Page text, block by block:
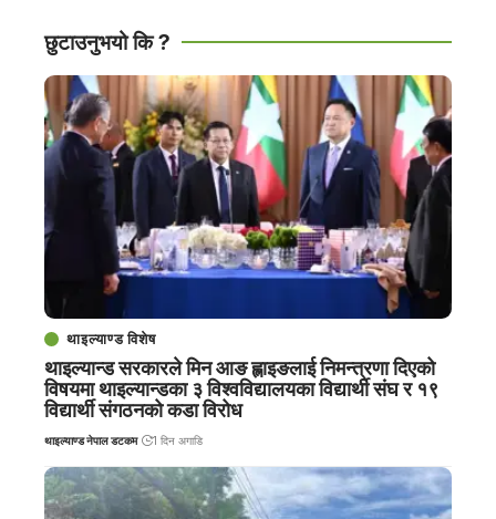
छुटाउनुभयो कि ?
थाइल्याण्ड विशेष
थाइल्यान्ड सरकारले मिन आङ ह्लाइङलाई निमन्त्रणा दिएको
विषयमा थाइल्यान्डका ३ विश्वविद्यालयका विद्यार्थी संघ र १९
विद्यार्थी संगठनको कडा विरोध
थाइल्याण्ड नेपाल डटकम 1 दिन अगाडि